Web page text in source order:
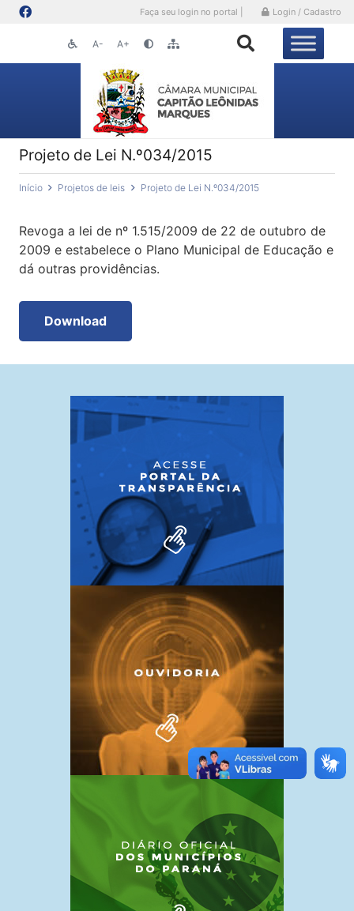
Faça seu login no portal | Login / Cadastro
A- A+
Projeto de Lei N.º034/2015
Início Projetos de leis Projeto de Lei N.º034/2015
Revoga a lei de nº 1.515/2009 de 22 de outubro de
2009 e estabelece o Plano Municipal de Educação e
dá outras providências.
Download